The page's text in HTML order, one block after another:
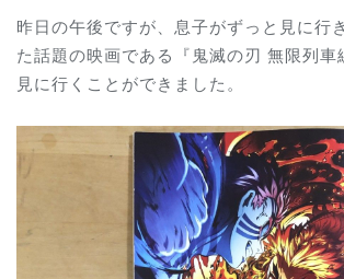
昨日の午後ですが、息子がずっと見に行
た話題の映画である『鬼滅の刃 無限列車
見に行くことができました。